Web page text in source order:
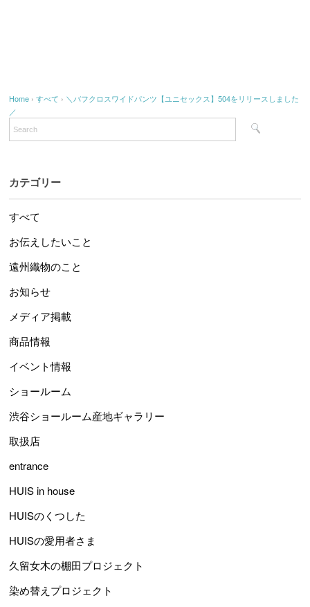
Home ›すべて › ＼バフクロスワイドパンツ【ユニセックス】504をリリースしました
／
カテゴリー
すべて
お伝えしたいこと
遠州織物のこと
お知らせ
メディア掲載
商品情報
イベント情報
ショールーム
渋谷ショールーム産地ギャラリー
取扱店
entrance
HUIS in house
HUISのくつした
HUISの愛用者さま
久留女木の棚田プロジェクト
染め替えプロジェクト